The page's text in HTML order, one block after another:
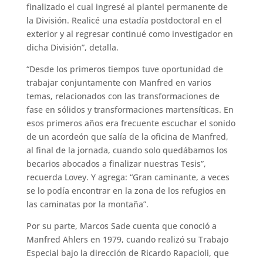
finalizado el cual ingresé al plantel permanente de
la División. Realicé una estadía postdoctoral en el
exterior y al regresar continué como investigador en
dicha División”, detalla.
“Desde los primeros tiempos tuve oportunidad de
trabajar conjuntamente con Manfred en varios
temas, relacionados con las transformaciones de
fase en sólidos y transformaciones martensíticas. En
esos primeros años era frecuente escuchar el sonido
de un acordeón que salía de la oficina de Manfred,
al final de la jornada, cuando solo quedábamos los
becarios abocados a finalizar nuestras Tesis”,
recuerda Lovey. Y agrega: “Gran caminante, a veces
se lo podía encontrar en la zona de los refugios en
las caminatas por la montaña”.
Por su parte, Marcos Sade cuenta que conoció a
Manfred Ahlers en 1979, cuando realizó su Trabajo
Especial bajo la dirección de Ricardo Rapacioli, que